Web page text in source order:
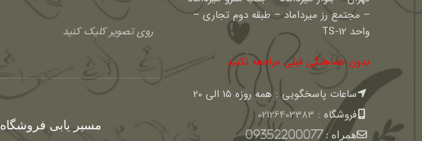
– مجتمع رز میرداماد – طبقه دوم تجاری –
واحد TS-12
بدون هماهنگی قبلی مراجعه نکنید
ساعات پاسخگویی : همه روزه 15 الی 20
فروشگاه : 02126403383
همراه :09352200077
روی تصویر کلیک کنید
مسیر یابی فروشگاه